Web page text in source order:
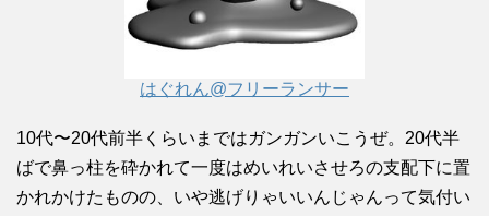
はぐれん@フリーランサー
10代〜20代前半くらいまではガンガンいこうぜ。20代半
ばで鼻っ柱を砕かれて一度はめいれいさせろの支配下に置
かれかけたものの、いや逃げりゃいいんじゃんって気付い